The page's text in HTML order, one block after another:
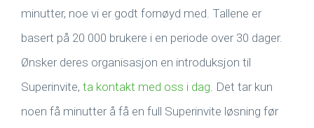
minutter, noe vi er godt fornøyd med. Tallene er
basert på 20 000 brukere i en periode over 30 dager.
Ønsker deres organisasjon en introduksjon til
Superinvite, ta kontakt med oss i dag. Det tar kun
noen få minutter å få en full Superinvite løsning før